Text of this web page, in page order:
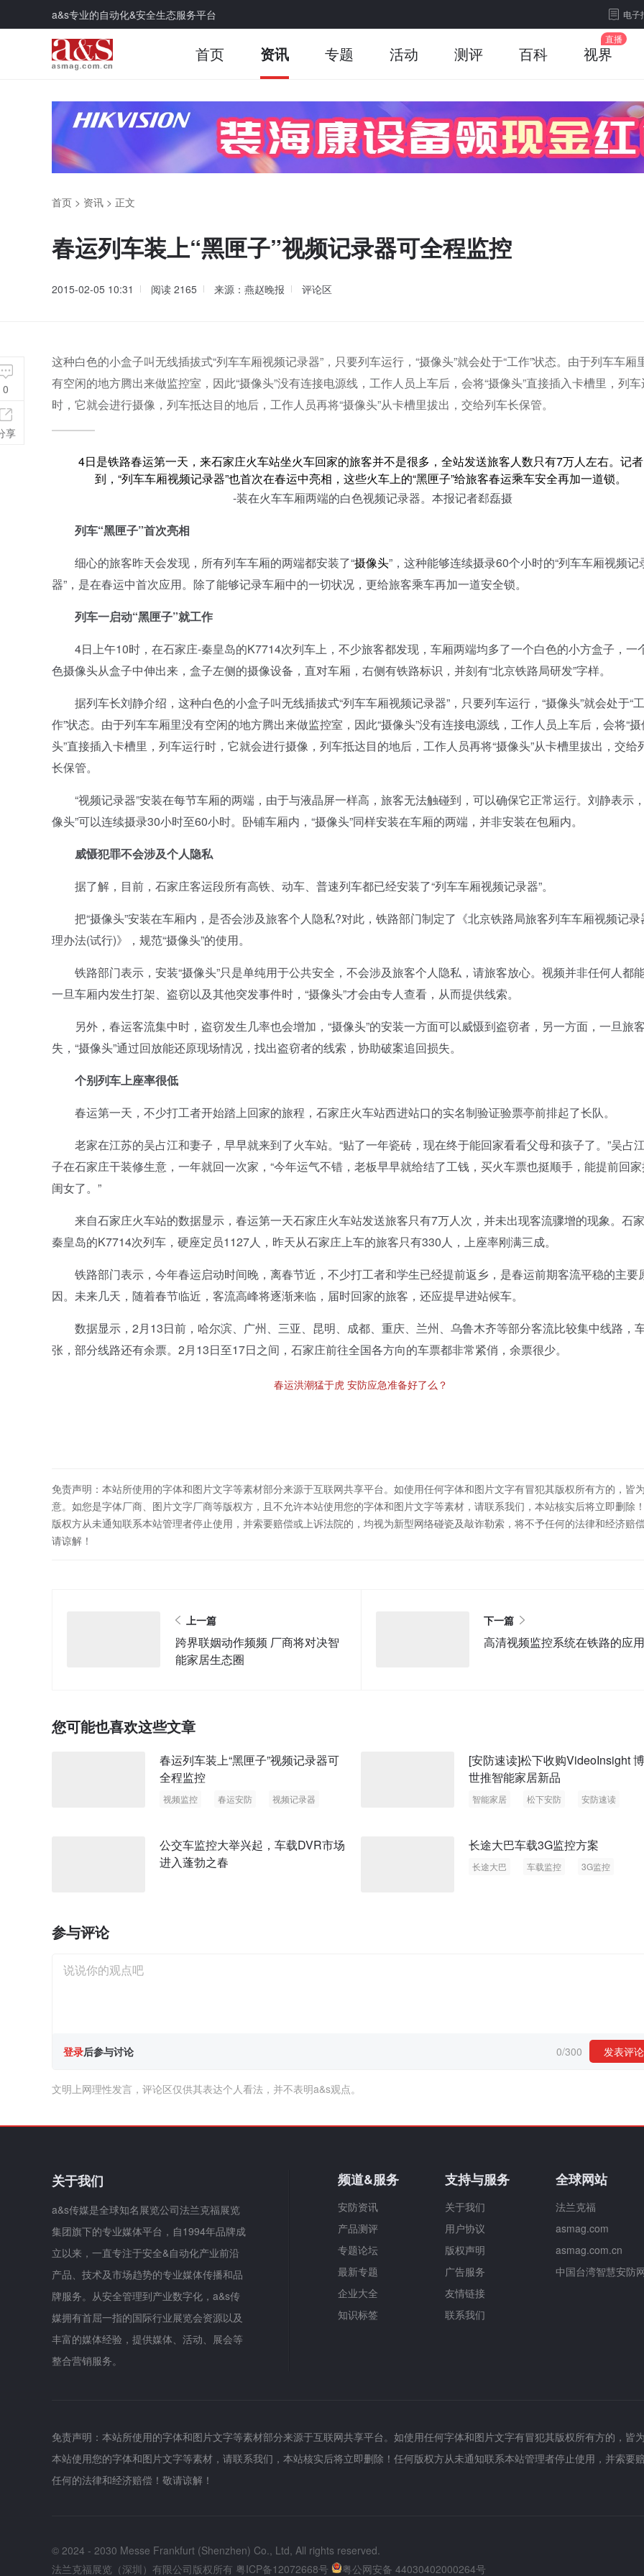
a&s专业的自动化&安全生态服务平台 电子
首页 资讯 专题 活动 测评 百科 视界
首页 > 资讯 > 正文
春运列车装上“黑匣子”视频记录器可全程监控
2015-02-05 10:31 阅读 2165 来源：燕赵晚报 评论区
这种白色的小盒子叫无线插拔式“列车车厢视频记录器”，只要列车运行，“摄像头”就会处于“工作”状态。由于列车车厢
有空闲的地方腾出来做监控室，因此“摄像头”没有连接电源线，工作人员上车后，会将“摄像头”直接插入卡槽里，列
时，它就会进行摄像，列车抵达目的地后，工作人员再将“摄像头”从卡槽里拔出，交给列车长保管。
4日是铁路春运第一天，来石家庄火车站坐火车回家的旅客并不是很多，全站发送旅客人数只有7万人左右。记
到，“列车车厢视频记录器”也首次在春运中亮相，这些火车上的“黑匣子”给旅客春运乘车安全再加一道锁。
-装在火车车厢两端的白色视频记录器。本报记者郄磊摄
列车“黑匣子”首次亮相
细心的旅客昨天会发现，所有列车车厢的两端都安装了“摄像头”，这种能够连续摄录60个小时的“列车车厢视频记
器”，是在春运中首次应用。除了能够记录车厢中的一切状况，更给旅客乘车再加一道安全锁。
列车一启动“黑匣子”就工作
4日上午10时，在石家庄-秦皇岛的K7714次列车上，不少旅客都发现，车厢两端均多了一个白色的小方盒子，一
色摄像头从盒子中伸出来，盒子左侧的摄像设备，直对车厢，右侧有铁路标识，并刻有“北京铁路局研发”字样。
据列车长刘静介绍，这种白色的小盒子叫无线插拔式“列车车厢视频记录器”，只要列车运行，“摄像头”就会处于“工
作”状态。由于列车车厢里没有空闲的地方腾出来做监控室，因此“摄像头”没有连接电源线，工作人员上车后，会将“摄
头”直接插入卡槽里，列车运行时，它就会进行摄像，列车抵达目的地后，工作人员再将“摄像头”从卡槽里拔出，交给
长保管。
“视频记录器”安装在每节车厢的两端，由于与液晶屏一样高，旅客无法触碰到，可以确保它正常运行。刘静表示
像头”可以连续摄录30小时至60小时。卧铺车厢内，“摄像头”同样安装在车厢的两端，并非安装在包厢内。
威慑犯罪不会涉及个人隐私
据了解，目前，石家庄客运段所有高铁、动车、普速列车都已经安装了“列车车厢视频记录器”。
把“摄像头”安装在车厢内，是否会涉及旅客个人隐私?对此，铁路部门制定了《北京铁路局旅客列车车厢视频记录
理办法(试行)》，规范“摄像头”的使用。
铁路部门表示，安装“摄像头”只是单纯用于公共安全，不会涉及旅客个人隐私，请旅客放心。视频并非任何人都能
一旦车厢内发生打架、盗窃以及其他突发事件时，“摄像头”才会由专人查看，从而提供线索。
另外，春运客流集中时，盗窃发生几率也会增加，“摄像头”的安装一方面可以威慑到盗窃者，另一方面，一旦旅
失，“摄像头”通过回放能还原现场情况，找出盗窃者的线索，协助破案追回损失。
个别列车上座率很低
春运第一天，不少打工者开始踏上回家的旅程，石家庄火车站西进站口的实名制验证验票亭前排起了长队。
老家在江苏的吴占江和妻子，早早就来到了火车站。“贴了一年瓷砖，现在终于能回家看看父母和孩子了。”吴占
子在石家庄干装修生意，一年就回一次家，“今年运气不错，老板早早就给结了工钱，买火车票也挺顺手，能提前回
闺女了。”
来自石家庄火车站的数据显示，春运第一天石家庄火车站发送旅客只有7万人次，并未出现客流骤增的现象。石
秦皇岛的K7714次列车，硬座定员1127人，昨天从石家庄上车的旅客只有330人，上座率刚满三成。
铁路部门表示，今年春运启动时间晚，离春节近，不少打工者和学生已经提前返乡，是春运前期客流平稳的主要
因。未来几天，随着春节临近，客流高峰将逐渐来临，届时回家的旅客，还应提早进站候车。
数据显示，2月13日前，哈尔滨、广州、三亚、昆明、成都、重庆、兰州、乌鲁木齐等部分客流比较集中线路，
张，部分线路还有余票。2月13日至17日之间，石家庄前往全国各方向的车票都非常紧俏，余票很少。
春运洪潮猛于虎 安防应急准备好了么？
免责声明：本站所使用的字体和图片文字等素材部分来源于互联网共享平台。如使用任何字体和图片文字有冒犯其版权所有方的，皆
意。如您是字体厂商、图片文字厂商等版权方，且不允许本站使用您的字体和图片文字等素材，请联系我们，本站核实后将立即删除
版权方从未通知联系本站管理者停止使用，并索要赔偿或上诉法院的，均视为新型网络碰瓷及敲诈勒索，将不予任何的法律和经济赔
请谅解！
上一篇
跨界联姻动作频频 厂商将对决智
能家居生态圈
下一篇
高清视频监控系统在铁路的应用
您可能也喜欢这些文章
春运列车装上“黑匣子”视频记录器可
全程监控
视频监控 春运安防 视频记录器
[安防速读]松下收购VideoInsight 博
世推智能家居新品
智能家居 松下安防 安防速读
公交车监控大举兴起，车载DVR市场
进入蓬勃之春
长途大巴车载3G监控方案
长途大巴 车载监控
3G监控
参与评论
登录后参与讨论 0/300 发表评论
文明上网理性发言，评论区仅供其表达个人看法，并不表明a&s观点。
0
享
关于我们
a&s传媒是全球知名展览公司法兰克福展览
集团旗下的专业媒体平台，自1994年品牌成
立以来，一直专注于安全&自动化产业前沿
产品、技术及市场趋势的专业媒体传播和品
牌服务。从安全管理到产业数字化，a&s传
媒拥有首屈一指的国际行业展览会资源以及
丰富的媒体经验，提供媒体、活动、展会等
整合营销服务。
频道&服务
安防资讯
产品测评
专题论坛
最新专题
企业大全
知识标签
支持与服务
关于我们
用户协议
版权声明
广告服务
友情链接
联系我们
全球网站
法兰克福
asmag.com
asmag.com.cn
中国台湾智慧安防
免责声明：本站所使用的字体和图片文字等素材部分来源于互联网共享平台。如使用任何字体和图片文字有冒犯其版权所有方的，
本站使用您的字体和图片文字等素材，请联系我们，本站核实后将立即删除！任何版权方从未通知联系本站管理者停止使用，并索要
任何的法律和经济赔偿！敬请谅解！
© 2024 - 2030 Messe Frankfurt (Shenzhen) Co., Ltd, All rights reserved.
法兰克福展览（深圳）有限公司版权所有 粤ICP备12072668号 粤公网安备 44030402000264号